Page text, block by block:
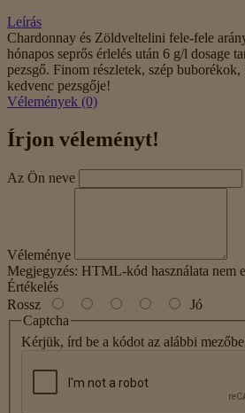
Leírás
Chardonnay és Zöldveltelini fele-fele
hónapos seprős érlelés után 6 g/l dosage
pezsgő. Finom részletek, szép
kedvenc pezsgője!
Vélemények (0)
Írjon véleményt!
Az Ön neve
Véleménye
Megjegyzés: HTML-kód használata nem
Értékelés
Rossz
Jó
Captcha
Kérjük, írd be a kódot az alábbi